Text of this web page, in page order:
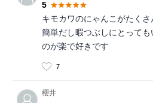
5
キモカワのにゃんこがたくさ
簡単だし暇つぶしにとって
のが楽で好きです
7
櫻井